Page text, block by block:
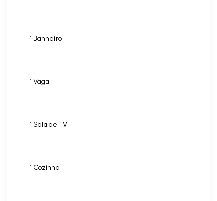
1 Banheiro
1 Vaga
1 Sala de TV
1 Cozinha